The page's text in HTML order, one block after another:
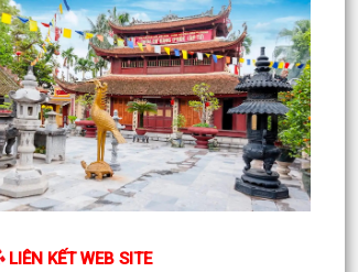
theo...
LIÊN KẾT WEB SITE